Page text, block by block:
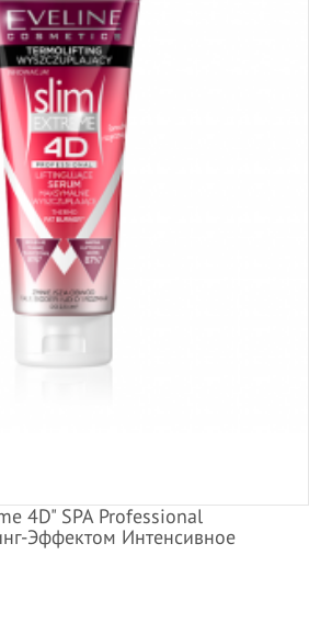
4D" SPA Professional
Эффектом Интенсивное